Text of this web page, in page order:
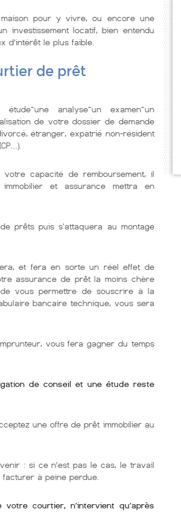
pour y vivre, ou encore une
investissement locatif, bien entendu
d’intérêt le plus faible.
de prêt
analyse~un examen~un
de votre dossier de demande
étranger, expatrié non-résident
capacité de remboursement, il
et assurance mettra en
prêts puis s'attaquera au montage
et fera en sorte un réel effet de
assurance de prêt la moins chère
vous permettre de souscrire à la
bancaire technique, vous sera
vous fera gagner du temps
de conseil et une étude reste
une offre de prêt immobilier au
: si ce n’est pas le cas, le travail
à peine perdue.
courtier, n’intervient qu’après